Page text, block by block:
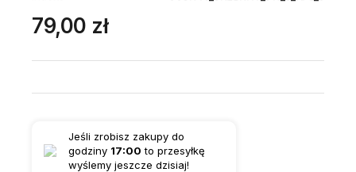
79,00 zł
Jeśli zrobisz zakupy do
godziny 17:00 to przesyłkę
wyślemy jeszcze dzisiaj!